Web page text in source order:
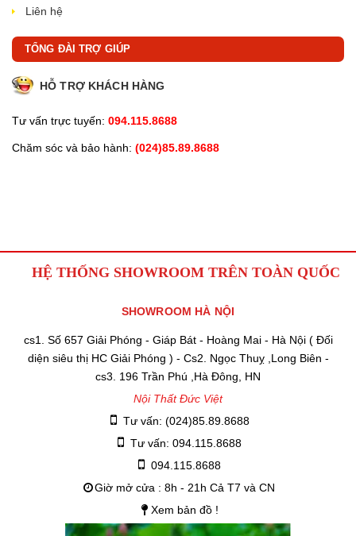
Liên hệ
TỔNG ĐÀI TRỢ GIÚP
HỖ TRỢ KHÁCH HÀNG
Tư vấn trực tuyến: 094.115.8688
Chăm sóc và bảo hành: (024)85.89.8688
HỆ THỐNG SHOWROOM TRÊN TOÀN QUỐC
SHOWROOM HÀ NỘI
cs1. Số 657 Giải Phóng - Giáp Bát - Hoàng Mai - Hà Nội ( Đối
diện siêu thị HC Giải Phóng ) - Cs2. Ngọc Thuỵ ,Long Biên -
cs3. 196 Trần Phú ,Hà Đông, HN
Nội Thất Đức Việt
Tư vấn: (024)85.89.8688
Tư vấn: 094.115.8688
094.115.8688
Giờ mở cửa : 8h - 21h Cả T7 và CN
Xem bản đồ !